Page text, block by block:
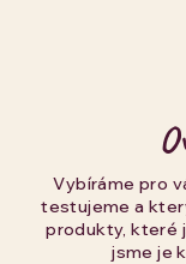
Vybíráme pro
testujeme a
produkty, které
jsme je